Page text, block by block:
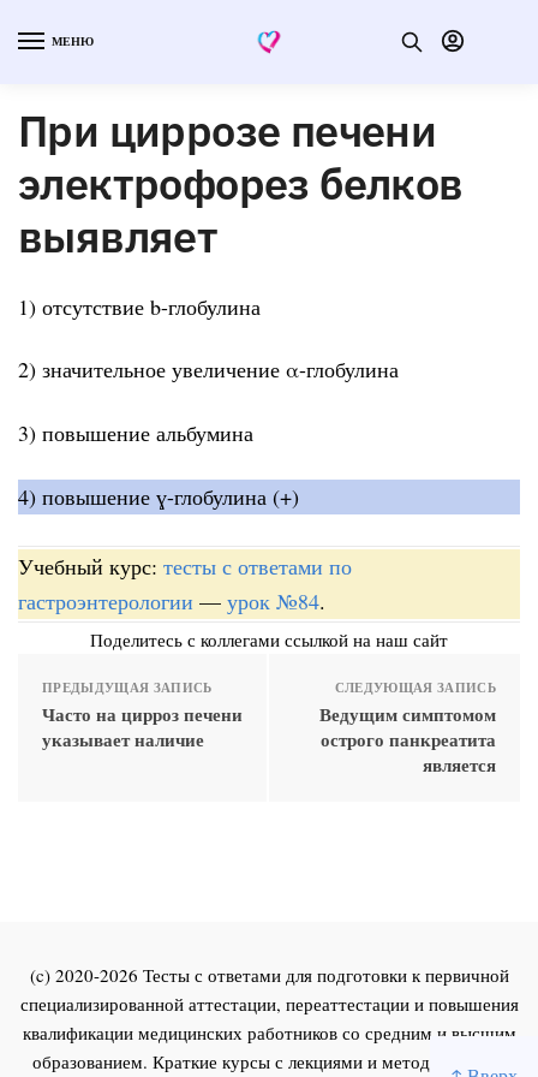
МЕНЮ
При циррозе печени
электрофорез белков
выявляет
1) отсутствие b-глобулина
2) значительное увеличение α-глобулина
3) повышение альбумина
4) повышение ɣ-глобулина (+)
Учебный курс: тесты с ответами по
гастроэнтерологии — урок №84.
Поделитесь с коллегами ссылкой на наш сайт
ПРЕДЫДУЩАЯ ЗАПИСЬ
Часто на цирроз печени
указывает наличие
СЛЕДУЮЩАЯ ЗАПИСЬ
Ведущим симптомом
острого панкреатита
является
(c) 2020-2026 Тесты с ответами для подготовки к первичной
специализированной аттестации, переаттестации и повышения
квалификации медицинских работников со средним и высшим
образованием. Краткие курсы с лекциями и методическими